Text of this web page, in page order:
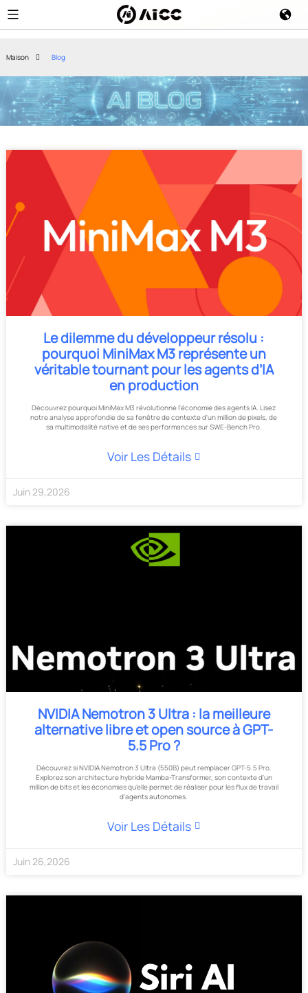
Maison Blog
Le dilemme du développeur résolu :
pourquoi MiniMax M3 représente un
véritable tournant pour les agents d’IA
en production
Découvrez pourquoi MiniMax M3 révolutionne l'économie des agents IA. Lisez
notre analyse approfondie de sa fenêtre de contexte d'un million de pixels, de
sa multimodalité native et de ses performances sur SWE-Bench Pro.
Voir Les Détails
Juin29,2026
NVIDIA Nemotron 3 Ultra : la meilleure
alternative libre et open source à GPT-
5.5 Pro ?
Découvrez si NVIDIA Nemotron 3 Ultra (550B) peut remplacer GPT-5.5 Pro.
Explorez son architecture hybride Mamba-Transformer, son contexte d'un
million de bits et les économies qu'elle permet de réaliser pour les flux de travail
d'agents autonomes.
Voir Les Détails
Juin26,2026